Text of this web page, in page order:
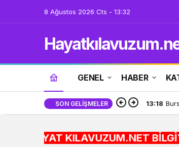
8 Ağustos 2026 Cts - 13:32
GENEL HABER
SON GELIŞMELER 13:18
KILAVUZUM.NET BİLGİYİ